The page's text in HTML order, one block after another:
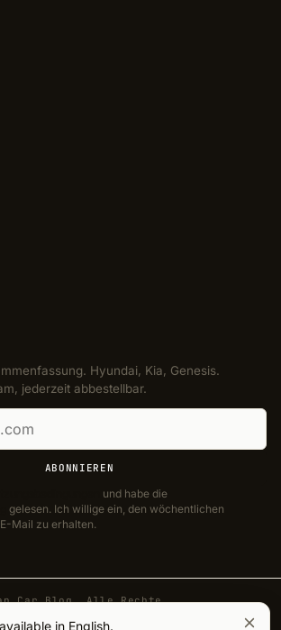
Hyundai, Kia, Genesis.
jederzeit abbestellbar.
ABONNIEREN
und habe die
gelesen. Ich willige ein, den wöchentlichen
Mail zu erhalten.
Car Blog. Alle Rechte
in English.